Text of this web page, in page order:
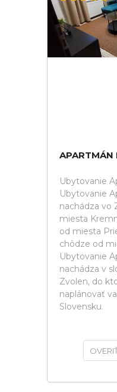
APARTMÁN
Ubytovanie
Ubytovanie
nachádza vo
miesta
od miesta
chôdze od
Ubytovanie
nachádza v
Zvolen, do
naplánovať
Slovensku.